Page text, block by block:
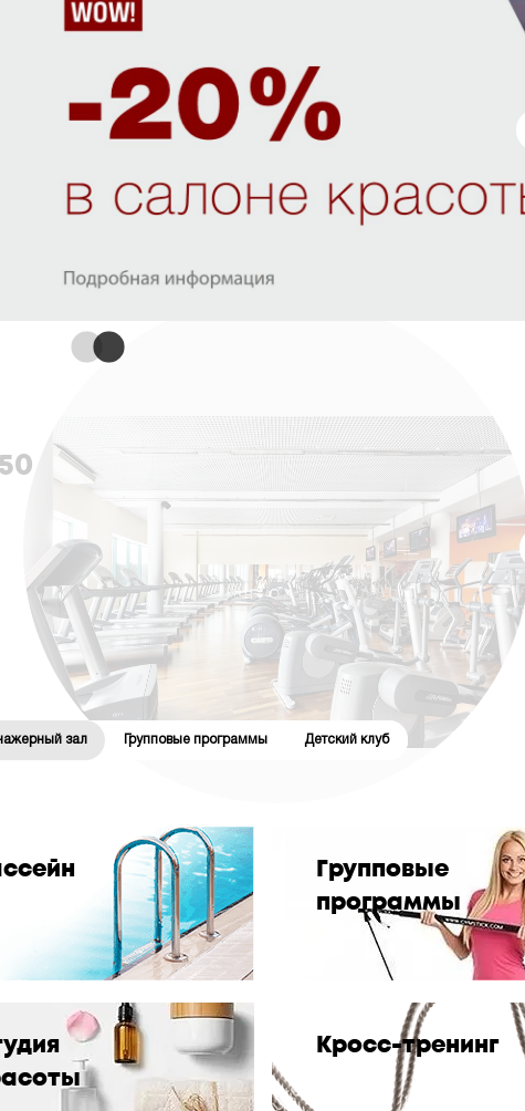
зал Групповые программы Детский клуб
Групповые
программы
Кросс-тренинг